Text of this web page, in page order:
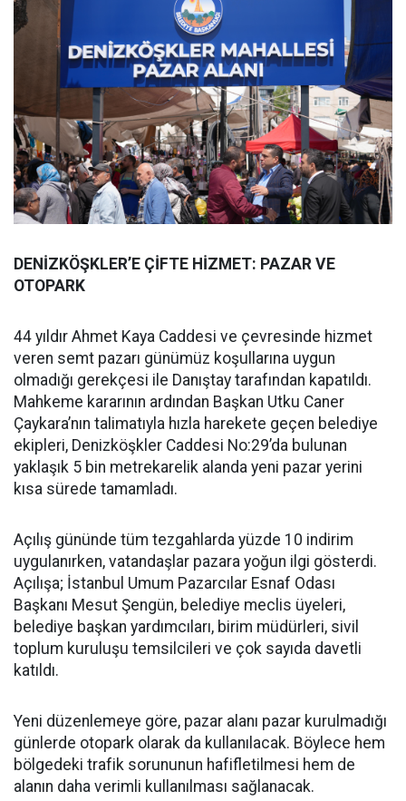
DENİZKÖŞKLER’E ÇİFTE HİZMET: PAZAR VE
OTOPARK
44 yıldır Ahmet Kaya Caddesi ve çevresinde hizmet
veren semt pazarı günümüz koşullarına uygun
olmadığı gerekçesi ile Danıştay tarafından kapatıldı.
Mahkeme kararının ardından Başkan Utku Caner
Çaykara’nın talimatıyla hızla harekete geçen belediye
ekipleri, Denizköşkler Caddesi No:29’da bulunan
yaklaşık 5 bin metrekarelik alanda yeni pazar yerini
kısa sürede tamamladı.
Açılış gününde tüm tezgahlarda yüzde 10 indirim
uygulanırken, vatandaşlar pazara yoğun ilgi gösterdi.
Açılışa; İstanbul Umum Pazarcılar Esnaf Odası
Başkanı Mesut Şengün, belediye meclis üyeleri,
belediye başkan yardımcıları, birim müdürleri, sivil
toplum kuruluşu temsilcileri ve çok sayıda davetli
katıldı.
Yeni düzenlemeye göre, pazar alanı pazar kurulmadığı
günlerde otopark olarak da kullanılacak. Böylece hem
bölgedeki trafik sorununun hafifletilmesi hem de
alanın daha verimli kullanılması sağlanacak.